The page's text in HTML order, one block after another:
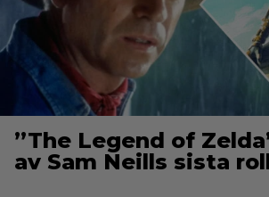
”The Legend of
av Sam Neills sista